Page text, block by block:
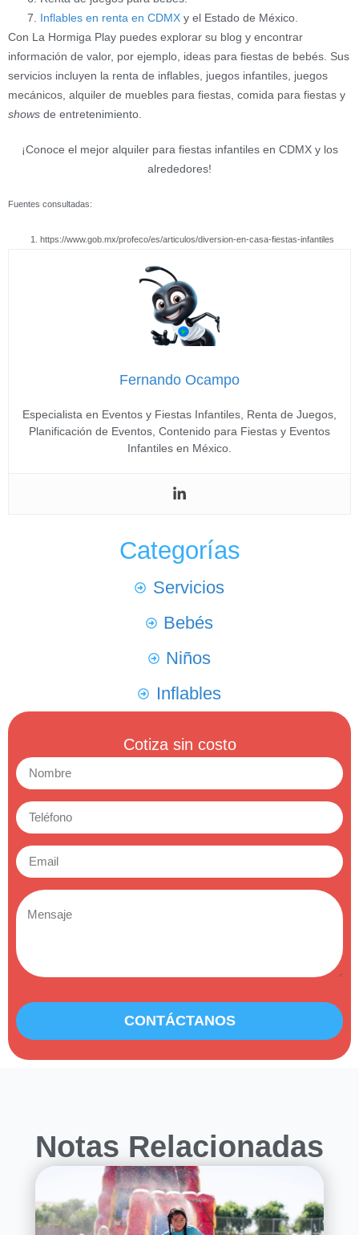
Inflables en renta en CDMX y el Estado de México.
Con La Hormiga Play puedes explorar su blog y encontrar
información de valor, por ejemplo, ideas para fiestas de bebés. Sus
servicios incluyen la renta de inflables, juegos infantiles, juegos
mecánicos, alquiler de muebles para fiestas, comida para fiestas y
shows de entretenimiento.
¡Conoce el mejor alquiler para fiestas infantiles en CDMX y los
alrededores!
Fuentes consultadas:
https://www.gob.mx/profeco/es/articulos/diversion-en-casa-fiestas-infantiles
Fernando Ocampo
Especialista en Eventos y Fiestas Infantiles, Renta de Juegos,
Planificación de Eventos, Contenido para Fiestas y Eventos
Infantiles en México.
Categorías
Servicios
Bebés
Niños
Inflables
Cotiza sin costo
CONTÁCTANOS
Notas Relacionadas